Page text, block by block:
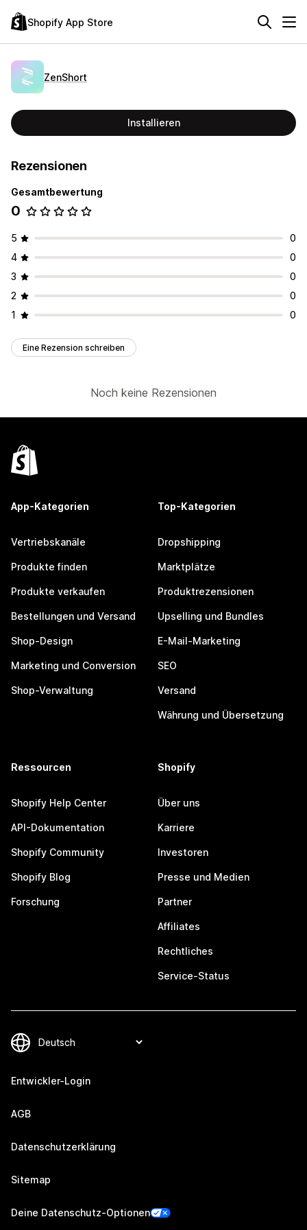
Shopify App Store
ZenShort
Installieren
Rezensionen
Gesamtbewertung
0
5
0
4
0
3
0
2
0
1
0
Eine Rezension schreiben
Noch keine Rezensionen
App-Kategorien
Vertriebskanäle
Produkte finden
Produkte verkaufen
Bestellungen und Versand
Shop-Design
Marketing und Conversion
Shop-Verwaltung
Top-Kategorien
Dropshipping
Marktplätze
Produktrezensionen
Upselling und Bundles
E-Mail-Marketing
SEO
Versand
Währung und Übersetzung
Ressourcen
Shopify Help Center
API-Dokumentation
Shopify Community
Shopify Blog
Forschung
Shopify
Über uns
Karriere
Investoren
Presse und Medien
Partner
Affiliates
Rechtliches
Service-Status
Entwickler-Login
AGB
Datenschutzerklärung
Sitemap
Deine Datenschutz-Optionen